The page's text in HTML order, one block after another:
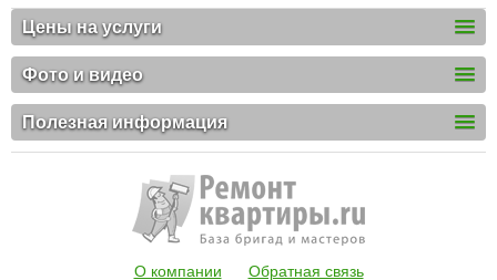
Цены на услуги
Фото и видео
Полезная информация
О компании Обратная связь